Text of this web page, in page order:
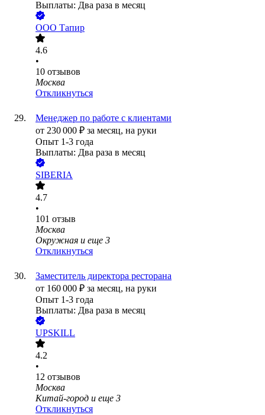
Выплаты: Два раза в месяц
ООО Тапир
4.6
•
10 отзывов
Москва
Откликнуться
Менеджер по работе с клиентами
от 230 000 ₽ за месяц, на руки
Опыт 1-3 года
Выплаты: Два раза в месяц
SIBERIA
4.7
•
101 отзыв
Москва
Окружная и еще 3
Откликнуться
Заместитель директора ресторана
от 160 000 ₽ за месяц, на руки
Опыт 1-3 года
Выплаты: Два раза в месяц
UPSKILL
4.2
•
12 отзывов
Москва
Китай-город и еще 3
Откликнуться